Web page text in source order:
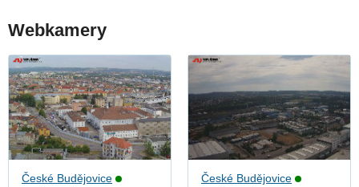
Webkamery
České Budějovice
České Budějovice